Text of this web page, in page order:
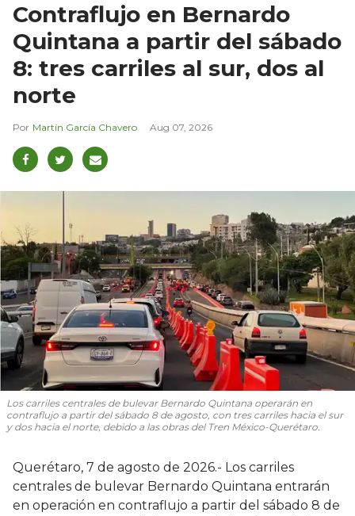
Contraflujo en Bernardo
Quintana a partir del sábado
8: tres carriles al sur, dos al
norte
Martín García Chavero Aug 07, 2026
Los carriles centrales de bulevar Bernardo Quintana operarán en
contraflujo a partir del sábado 8 de agosto, con tres carriles hacia el sur
y dos hacia el norte, debido a las obras del Tren México-Querétaro.
Querétaro, 7 de agosto de 2026.- Los carriles
centrales de bulevar Bernardo Quintana entrarán
en operación en contraflujo a partir del sábado 8 de